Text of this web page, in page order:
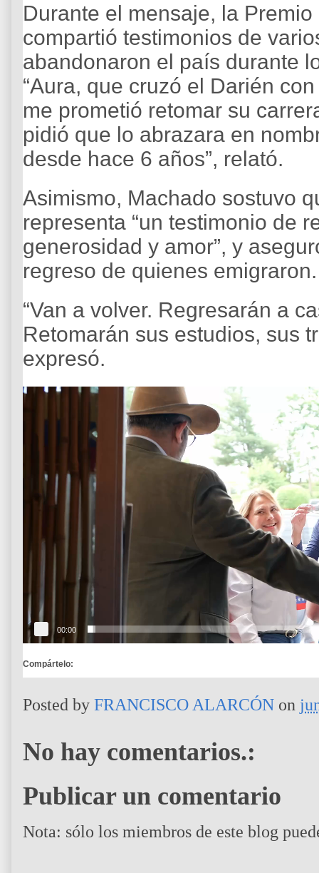
Durante el mensaje, la
compartió testimonios de
abandonaron el país durante
“Aura, que cruzó el Darién
me prometió retomar su
pidió que lo abrazara en
desde hace 6 años”, relató.
Asimismo, Machado sostuvo
representa “un testimonio de
generosidad y amor”, y
regreso de quienes emigraron.
“Van a volver. Regresarán a
Retomarán sus estudios, sus
expresó.
R
00:00
Compártelo:
Posted by FRANCISCO ALARCÓN on
No hay comentarios.:
Publicar un comentario
Nota: sólo los miembros de este blog